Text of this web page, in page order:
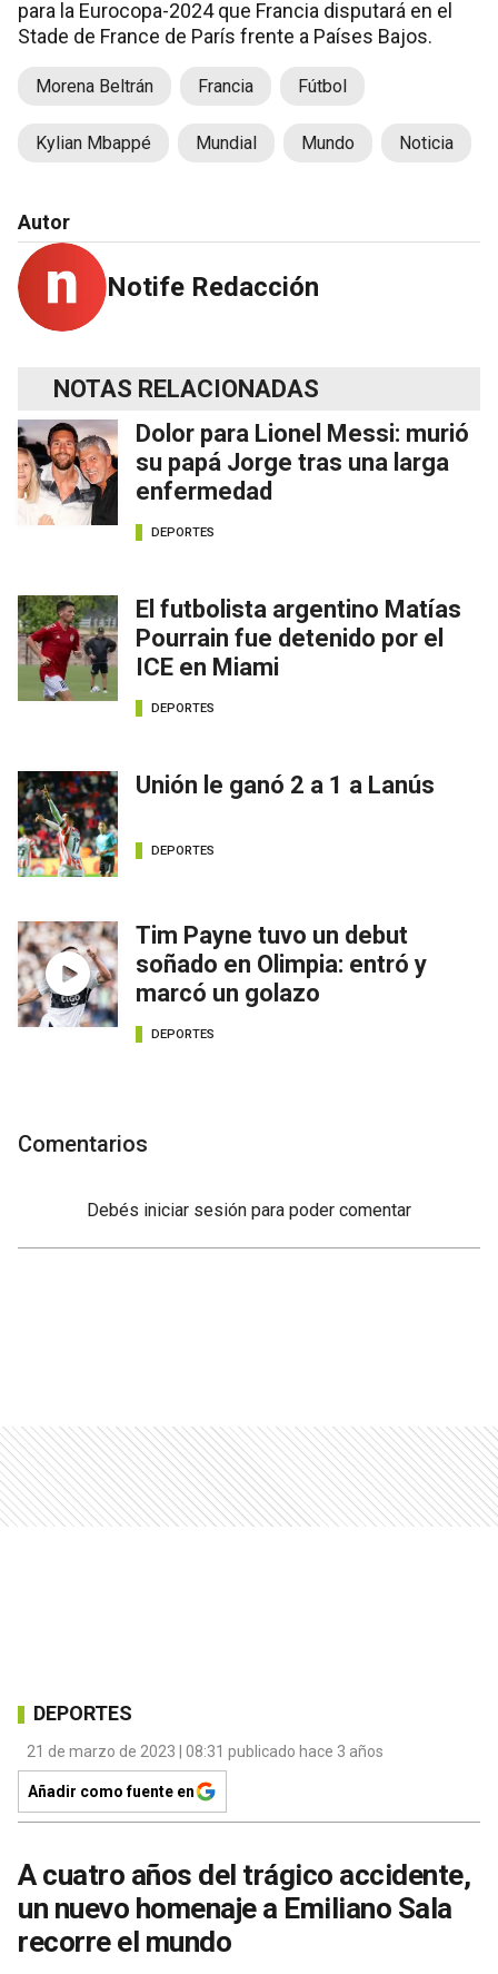
para la Eurocopa-2024 que Francia disputará en el
Stade de France de París frente a Países Bajos.
Morena Beltrán Francia Fútbol
Kylian Mbappé Mundial Mundo Noticia
Autor
Notife Redacción
NOTAS RELACIONADAS
Dolor para Lionel Messi: murió
su papá Jorge tras una larga
enfermedad
DEPORTES
El futbolista argentino Matías
Pourrain fue detenido por el
ICE en Miami
DEPORTES
Unión le ganó 2 a 1 a Lanús
DEPORTES
Tim Payne tuvo un debut
soñado en Olimpia: entró y
marcó un golazo
DEPORTES
Comentarios
Debés iniciar sesión para poder comentar
DEPORTES
21 de marzo de 2023 | 08:31 publicado hace 3 años
Añadir como fuente en
A cuatro años del trágico accidente,
un nuevo homenaje a Emiliano Sala
recorre el mundo